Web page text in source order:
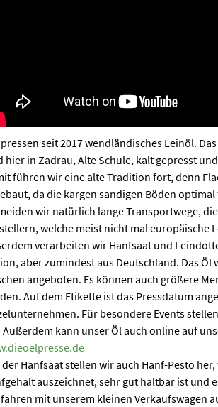
seit 2017 wendländisches Leinöl.
hier in Zadrau, Alte Schule, kalt gepresst
führen wir eine alte Tradition fort, denn
da die kargen sandigen Böden
wir natürlich lange Transportwege,
welche meist nicht mal europäische
verarbeiten wir Hanfsaat und
aber zumindest aus Deutschland. Das
angeboten. Es können auch größere
Auf dem Etikette ist das Pressdatum
Für besondere Events
Außerdem kann unser Öl auch online auf
der Hanfsaat stellen wir auch Hanf-Pesto
auszeichnet, sehr gut haltbar ist und
mit unserem kleinen Verkaufswagen